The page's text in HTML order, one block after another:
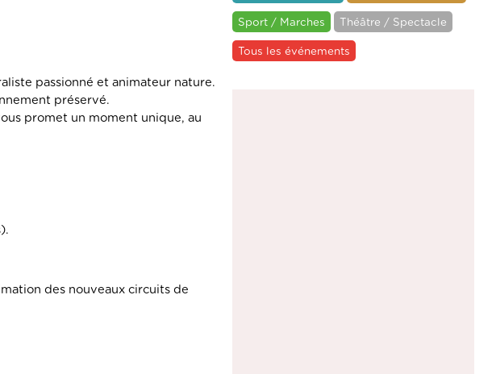
passionné et animateur nature.
préservé.
promet un moment unique, au
des nouveaux circuits de
Sport / Marches Théâtre / Spectacle
Tous les événements